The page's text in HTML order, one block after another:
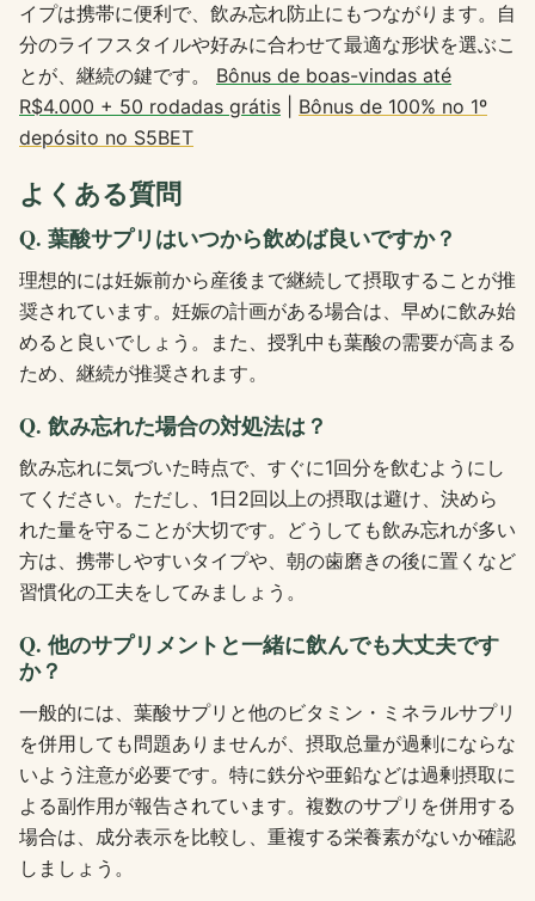
イプは携帯に便利で、飲み忘れ防止にもつながります。自
分のライフスタイルや好みに合わせて最適な形状を選ぶこ
とが、継続の鍵です。 Bônus de boas-vindas até
R$4.000 + 50 rodadas grátis
Bônus de 100% no 1º
depósito no S5BET
よくある質問
Q. 葉酸サプリはいつから飲めば良いですか？
理想的には妊娠前から産後まで継続して摂取することが推
奨されています。妊娠の計画がある場合は、早めに飲み始
めると良いでしょう。また、授乳中も葉酸の需要が高まる
ため、継続が推奨されます。
Q. 飲み忘れた場合の対処法は？
飲み忘れに気づいた時点で、すぐに1回分を飲むようにし
てください。ただし、1日2回以上の摂取は避け、決めら
れた量を守ることが大切です。どうしても飲み忘れが多い
方は、携帯しやすいタイプや、朝の歯磨きの後に置くなど
習慣化の工夫をしてみましょう。
Q. 他のサプリメントと一緒に飲んでも大丈夫です
か？
一般的には、葉酸サプリと他のビタミン・ミネラルサプリ
を併用しても問題ありませんが、摂取总量が過剰にならな
いよう注意が必要です。特に鉄分や亜鉛などは過剰摂取に
よる副作用が報告されています。複数のサプリを併用する
場合は、成分表示を比較し、重複する栄養素がないか確認
しましょう。